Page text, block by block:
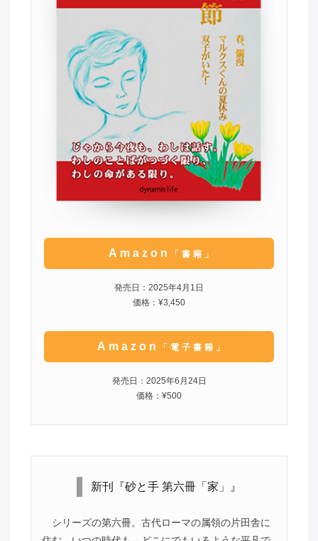
Amazon 「書籍」
発売日：2025年4月1日
価格：¥3,450
Amazon 「電子書籍」
発売日：2025年6月24日
価格：¥500
新刊『砂と手 第六冊「家」』
シリーズの第六冊。古代ローマの属領の片田舎に